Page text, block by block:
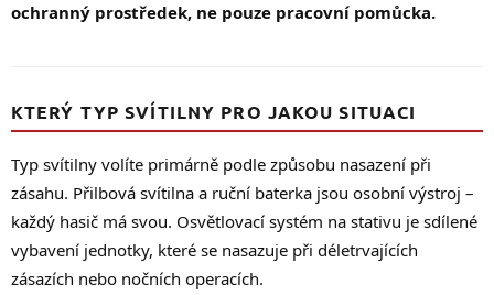
ochranný prostředek, ne pouze pracovní pomůcka.
KTERÝ TYP SVÍTILNY PRO JAKOU SITUACI
Typ svítilny volíte primárně podle způsobu nasazení při
zásahu. Přilbová svítilna a ruční baterka jsou osobní výstroj –
každý hasič má svou. Osvětlovací systém na stativu je sdílené
vybavení jednotky, které se nasazuje při déletrvajících
zásazích nebo nočních operacích.